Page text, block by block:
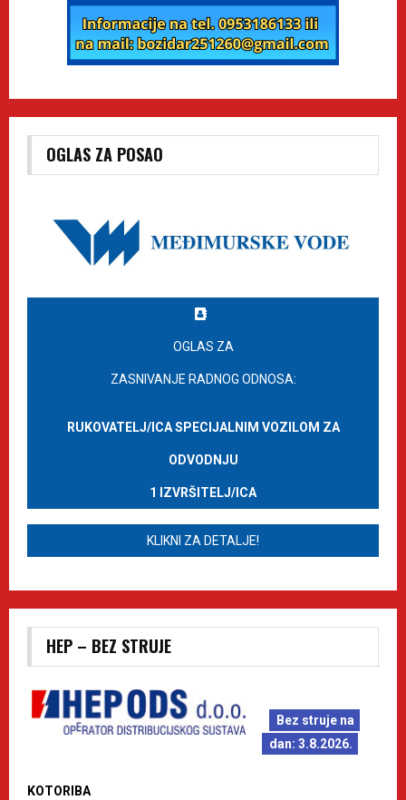
OGLAS ZA POSAO
OGLAS ZA
ZASNIVANJE RADNOG ODNOSA:
RUKOVATELJ/ICA SPECIJALNIM VOZILOM ZA
ODVODNJU
1 IZVRŠITELJ/ICA
KLIKNI ZA DETALJE!
HEP – BEZ STRUJE
Bez struje na
dan: 3.8.2026.
KOTORIBA